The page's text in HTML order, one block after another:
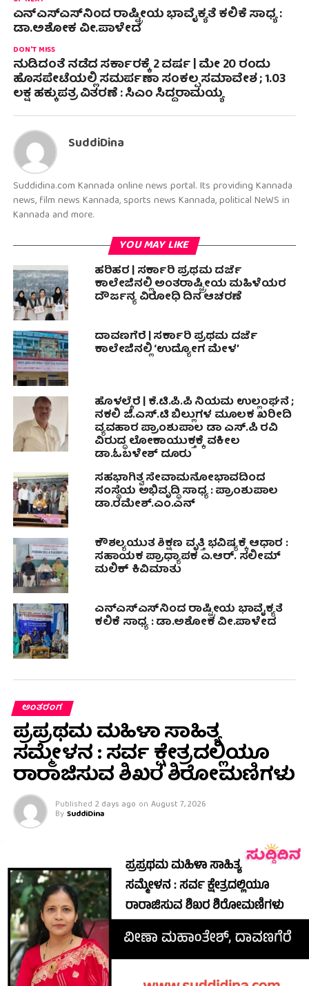
ಎನ್‌ಎಸ್‌ಎಸ್‌ನಿಂದ ರಾಷ್ಟ್ರೀಯ ಭಾವೈಕ್ಯತೆ ಕಲಿಕೆ ಸಾಧ್ಯ :
ಡಾ.ಅಶೋಕ ವೀ.ಪಾಳೇದ
DON'T MISS
ನುಡಿದಂತೆ ನಡೆದ ಸರ್ಕಾರಕ್ಕೆ 2 ವರ್ಷ | ಮೇ 20 ರಂದು
ಹೊಸಪೇಟೆಯಲ್ಲಿ ಸಮರ್ಪಣಾ ಸಂಕಲ್ಪ ಸಮಾವೇಶ ; 1.03
ಲಕ್ಷ ಹಕ್ಕುಪತ್ರ ವಿತರಣೆ : ಸಿಎಂ ಸಿದ್ದರಾಮಯ್ಯ
SuddiDina
Suddidina.com Kannada online news portal. Its providing Kannada
news, film news Kannada, sports news Kannada, political NeWS in
Kannada and more.
YOU MAY LIKE
ಹರಿಹರ | ಸರ್ಕಾರಿ ಪ್ರಥಮ ದರ್ಜೆ
ಕಾಲೇಜಿನಲ್ಲಿ ಅಂತರಾಷ್ಟ್ರೀಯ ಮಹಿಳೆಯರ
ದೌರ್ಜನ್ಯ ವಿರೋಧಿ ದಿನ ಆಚರಣೆ
ದಾವಣಗೆರೆ | ಸರ್ಕಾರಿ ಪ್ರಥಮ ದರ್ಜೆ
ಕಾಲೇಜಿನಲ್ಲಿ ‘ಉದ್ಯೋಗ ಮೇಳ’
ಹೊಳಲ್ಕೆರೆ | ಕೆ.ಟಿ.ಪಿ.ಪಿ ನಿಯಮ ಉಲ್ಲಂಘನೆ ;
ನಕಲಿ ಜಿ.ಎಸ್.ಟಿ ಬಿಲ್ಲುಗಳ ಮೂಲಕ ಖರೀದಿ
ವ್ಯವಹಾರ ಪ್ರಾಂಶುಪಾಲ ಡಾ ಎಸ್.ಪಿ ರವಿ
ವಿರುದ್ಧ ಲೋಕಾಯುಕ್ತಕ್ಕೆ ವಕೀಲ
ಡಾ.ಓಬಳೇಶ್ ದೂರು
ಸಹಭಾಗಿತ್ವ ಸೇವಾಮನೋಭಾವದಿಂದ
ಸಂಸ್ಥೆಯ ಅಭಿವೃದ್ಧಿ ಸಾಧ್ಯ : ಪ್ರಾಂಶುಪಾಲ
ಡಾ.ರಮೇಶ್.ಎಂ.ಎನ್
ಕೌಶಲ್ಯಯುತ ಶಿಕ್ಷಣ ವೃತ್ತಿ ಭವಿಷ್ಯಕ್ಕೆ ಆಧಾರ :‌
ಸಹಾಯಕ ಪ್ರಾಧ್ಯಾಪಕ ಎ.ಆರ್. ಸಲೀಮ್
ಮಲಿಕ್ ಕಿವಿಮಾತು
ಎನ್‌ಎಸ್‌ಎಸ್‌ನಿಂದ ರಾಷ್ಟ್ರೀಯ ಭಾವೈಕ್ಯತೆ
ಕಲಿಕೆ ಸಾಧ್ಯ : ಡಾ.ಅಶೋಕ ವೀ.ಪಾಳೇದ
ಅಂತರಂಗ
ಪ್ರಪ್ರಥಮ ಮಹಿಳಾ ಸಾಹಿತ್ಯ
ಸಮ್ಮೇಳನ : ಸರ್ವ ಕ್ಷೇತ್ರದಲ್ಲಿಯೂ
ರಾರಾಜಿಸುವ ಶಿಖರ ಶಿರೋಮಣಿಗಳು
Published 2 days ago on August 7, 2026
By SuddiDina